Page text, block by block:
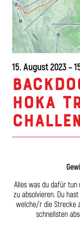
15. August 2023 –
Hoka
Alles was du dafür
zu absolvieren. Du
welche/r die Strecke
schnellsten